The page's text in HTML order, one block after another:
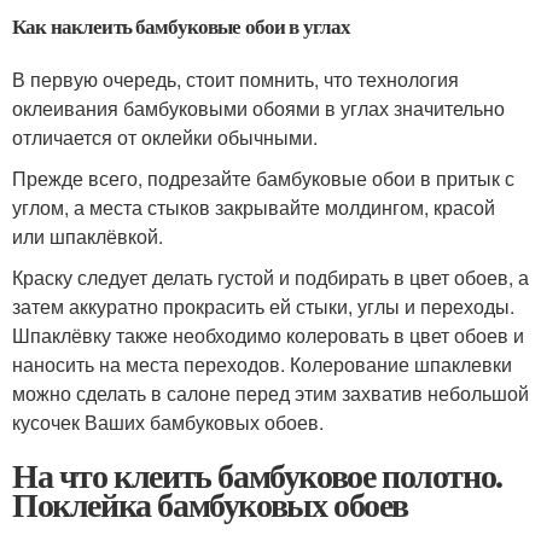
Как наклеить бамбуковые обои в углах
В первую очередь, стоит помнить, что технология
оклеивания бамбуковыми обоями в углах значительно
отличается от оклейки обычными.
Прежде всего, подрезайте бамбуковые обои в притык с
углом, а места стыков закрывайте молдингом, красой
или шпаклёвкой.
Краску следует делать густой и подбирать в цвет обоев, а
затем аккуратно прокрасить ей стыки, углы и переходы.
Шпаклёвку также необходимо колеровать в цвет обоев и
наносить на места переходов. Колерование шпаклевки
можно сделать в салоне перед этим захватив небольшой
кусочек Ваших бамбуковых обоев.
На что клеить бамбуковое полотно.
Поклейка бамбуковых обоев